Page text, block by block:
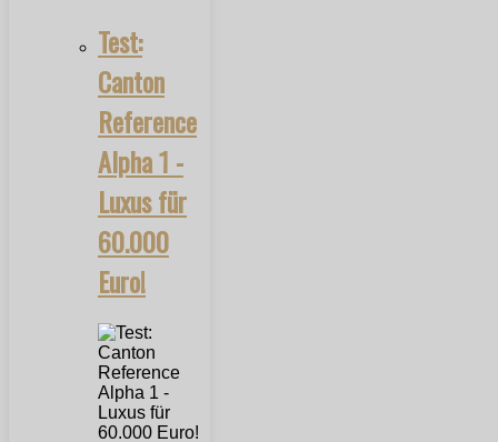
Test:
Canton
Reference
Alpha 1 -
Luxus für
60.000
Euro!